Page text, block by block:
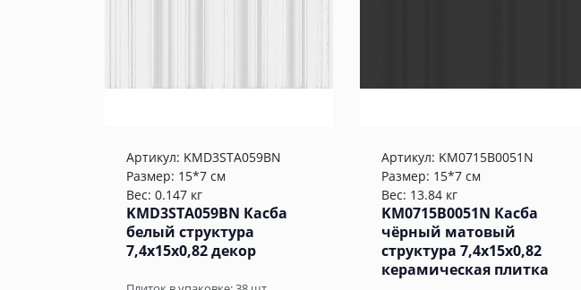
Артикул: KMD3STA059BN
Размер: 15*7 см
Вес: 0.147 кг
KMD3STA059BN Касба
белый структура
7,4x15x0,82 декор
Артикул: KM0715B0051N
Размер: 15*7 см
Вес: 13.84 кг
KM0715B0051N Касба
чёрный матовый
структура 7,4x15x0,82
керамическая плитка